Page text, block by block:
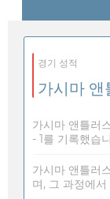
경기 성적
가시마 앤
가시마 앤틀러
- 1를 기록했습
가시마 앤틀러
며, 그 과정에